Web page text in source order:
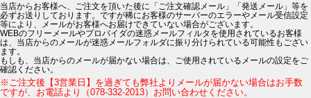
当店からお客様へ、ご注文を頂いた後に「ご注文確認メール」「発送メール」等を
必ずお送りしております。ですが稀にお客様のサーバーのエラーやメール受信設定
等により、メールがお客様へお届けできていない場合がございます。
WEBのフリーメールやプロバイダの迷惑メールフィルタを使用されているお客様
は、当店からのメールが迷惑メールフォルダに振り分けられている可能性もござい
ます。
もしも、当店からのメールが届かない場合は、ご使用されているメールの設定をご
確認ください。
※ご注文後【3営業日】を過ぎても弊社よりメールが届かない場合はお手数
ですが、お電話より（078-332-2013）お問い合わせください。